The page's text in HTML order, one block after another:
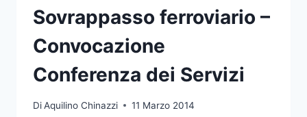
Sovrappasso ferroviario –
Convocazione
Conferenza dei Servizi
DiAquilino Chinazzi 11 Marzo 2014